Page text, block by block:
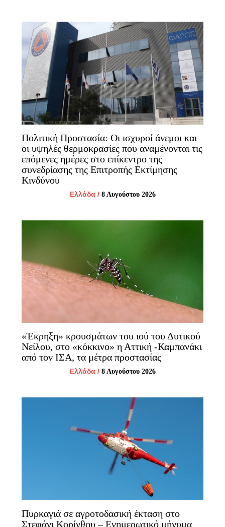
Πολιτική Προστασία: Οι ισχυροί άνεμοι και
οι υψηλές θερμοκρασίες που αναμένονται τις
επόμενες ημέρες στο επίκεντρο της
συνεδρίασης της Επιτροπής Εκτίμησης
Κινδύνου
Ελλάδα/ 8 Αυγούστου 2026
«Έκρηξη» κρουσμάτων του ιού του Δυτικού
Νείλου, στο «κόκκινο» η Αττική -Καμπανάκι
από τον ΙΣΑ, τα μέτρα προστασίας
Ελλάδα/ 8 Αυγούστου 2026
Πυρκαγιά σε αγροτοδασική έκταση στο
Στεφάνι Κορίνθου – Ενημερωτικό μήνυμα